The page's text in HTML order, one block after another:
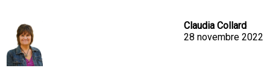
Claudia Collard
28 novembre 2022